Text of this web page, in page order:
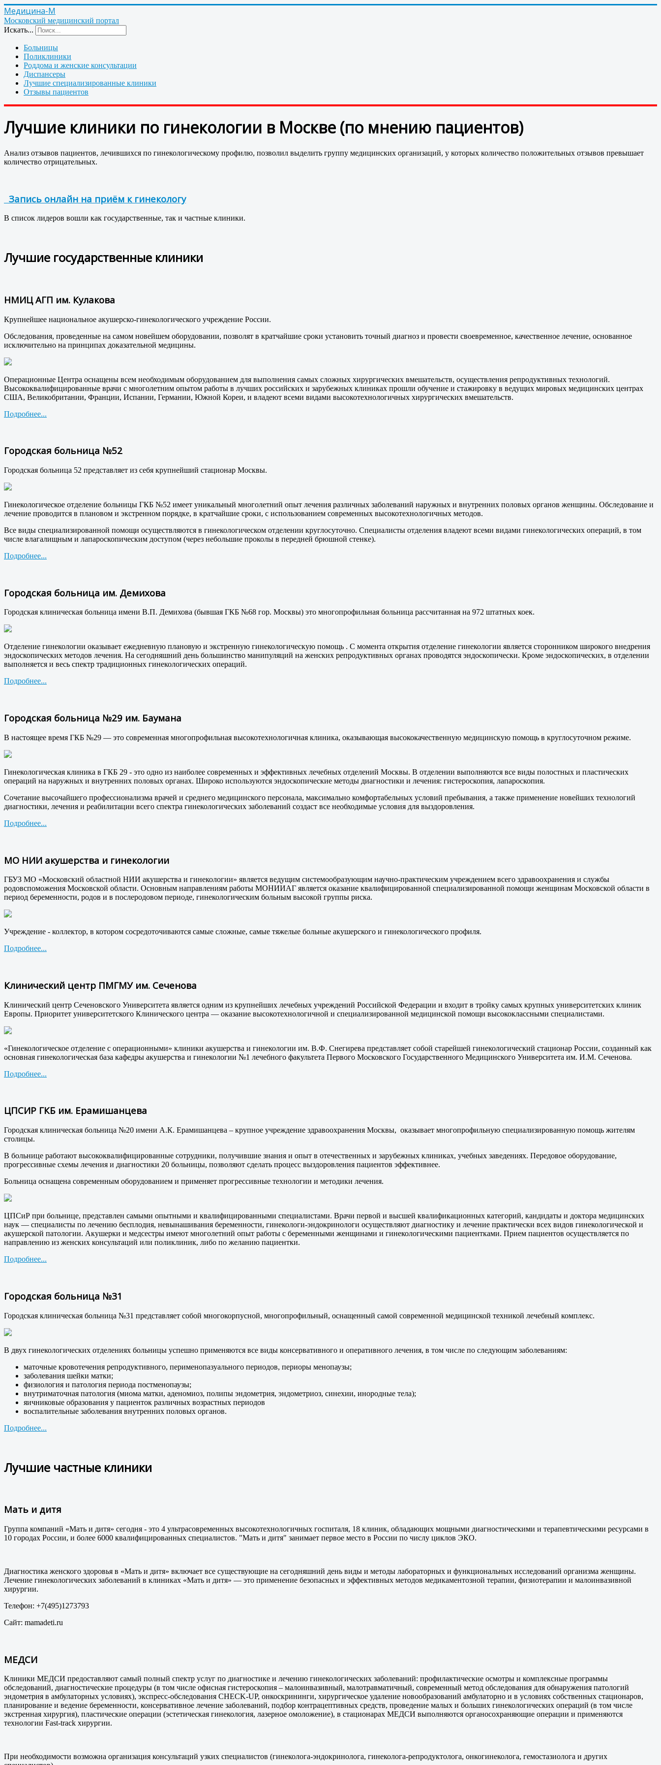
Медицина-М
Московский медицинский портал
Искать...
Больницы
Поликлиники
Роддома и женские консультации
Диспансеры
Лучшие специализированные клиники
Отзывы пациентов
Лучшие клиники по гинекологии в Москве (по мнению пациентов)
Анализ отзывов пациентов, лечившихся по гинекологическому профилю, позволил выделить группу медицинских организаций, у которых количество положительных отзывов превышает
количество отрицательных.
Запись онлайн на приём к гинекологу
В список лидеров вошли как государственные, так и частные клиники.
Лучшие государственные клиники
НМИЦ АГП им. Кулакова
Крупнейшее национальное акушерско-гинекологического учреждение России.
Обследования, проведенные на самом новейшем оборудовании, позволят в кратчайшие сроки установить точный диагноз и провести своевременное, качественное лечение, основанное
исключительно на принципах доказательной медицины.
Операционные Центра оснащены всем необходимым оборудованием для выполнения самых сложных хирургических вмешательств, осуществления репродуктивных технологий.
Высококвалифицированные врачи с многолетним опытом работы в лучших российских и зарубежных клиниках прошли обучение и стажировку в ведущих мировых медицинских центрах
США, Великобритании, Франции, Испании, Германии, Южной Кореи, и владеют всеми видами высокотехнологичных хирургических вмешательств.
Подробнее...
Городская больница №52
Городская больница 52 представляет из себя крупнейший стационар Москвы.
Гинекологическое отделение больницы ГКБ №52 имеет уникальный многолетний опыт лечения различных заболеваний наружных и внутренних половых органов женщины. Обследование и
лечение проводится в плановом и экстренном порядке, в кратчайшие сроки, с использованием современных высокотехнологичных методов.
Все виды специализированной помощи осуществляются в гинекологическом отделении круглосуточно. Специалисты отделения владеют всеми видами гинекологических операций, в том
числе влагалищным и лапароскопическим доступом (через небольшие проколы в передней брюшной стенке).
Подробнее...
Городская больница им. Демихова
Городская клиническая больница имени В.П. Демихова (бывшая ГКБ №68 гор. Москвы) это многопрофильная больница рассчитанная на 972 штатных коек.
Отделение гинекологии оказывает ежедневную плановую и экстренную гинекологическую помощь . С момента открытия отделение гинекологии является сторонником широкого внедрения
эндоскопических методов лечения. На сегодняшний день большинство манипуляций на женских репродуктивных органах проводятся эндоскопически. Кроме эндоскопических, в отделении
выполняется и весь спектр традиционных гинекологических операций.
Подробнее...
Городская больница №29 им. Баумана
В настоящее время ГКБ №29 — это современная многопрофильная высокотехнологичная клиника, оказывающая высококачественную медицинскую помощь в круглосуточном режиме.
Гинекологическая клиника в ГКБ 29 - это одно из наиболее современных и эффективных лечебных отделений Москвы. В отделении выполняются все виды полостных и пластических
операций на наружных и внутренних половых органах. Широко используются эндоскопические методы диагностики и лечения: гистероскопия, лапароскопия.
Сочетание высочайшего профессионализма врачей и среднего медицинского персонала, максимально комфортабельных условий пребывания, а также применение новейших технологий
диагностики, лечения и реабилитации всего спектра гинекологических заболеваний создаст все необходимые условия для выздоровления.
Подробнее...
МО НИИ акушерства и гинекологии
ГБУЗ МО «Московский областной НИИ акушерства и гинекологии» является ведущим системообразующим научно-практическим учреждением всего здравоохранения и службы
родовспоможения Московской области. Основным направлениям работы МОНИИАГ является оказание квалифицированной специализированной помощи женщинам Московской области в
период беременности, родов и в послеродовом периоде, гинекологическим больным высокой группы риска.
Учреждение - коллектор, в котором сосредоточиваются самые сложные, самые тяжелые больные акушерского и гинекологического профиля.
Подробнее...
Клинический центр ПМГМУ им. Сеченова
Клинический центр Сеченовского Университета является одним из крупнейших лечебных учреждений Российской Федерации и входит в тройку самых крупных университетских клиник
Европы. Приоритет университетского Клинического центра — оказание высокотехнологичной и специализированной медицинской помощи высококлассными специалистами.
«Гинекологическое отделение с операционными» клиники акушерства и гинекологии им. В.Ф. Снегирева представляет собой старейшей гинекологический стационар России, созданный как
основная гинекологическая база кафедры акушерства и гинекологии №1 лечебного факультета Первого Московского Государственного Медицинского Университета им. И.М. Сеченова.
Подробнее...
ЦПСИР ГКБ им. Ерамишанцева
Городская клиническая больница №20 имени А.К. Ерамишанцева – крупное учреждение здравоохранения Москвы, оказывает многопрофильную специализированную помощь жителям
столицы.
В больнице работают высококвалифицированные сотрудники, получившие знания и опыт в отечественных и зарубежных клиниках, учебных заведениях. Передовое оборудование,
прогрессивные схемы лечения и диагностики 20 больницы, позволяют сделать процесс выздоровления пациентов эффективнее.
Больница оснащена современным оборудованием и применяет прогрессивные технологии и методики лечения.
ЦПСиР при больнице, представлен самыми опытными и квалифицированными специалистами. Врачи первой и высшей квалификационных категорий, кандидаты и доктора медицинских
наук — специалисты по лечению бесплодия, невынашивания беременности, гинекологи-эндокринологи осуществляют диагностику и лечение практически всех видов гинекологической и
акушерской патологии. Акушерки и медсестры имеют многолетний опыт работы с беременными женщинами и гинекологическими пациентками. Прием пациентов осуществляется по
направлению из женских консультаций или поликлиник, либо по желанию пациентки.
Подробнее...
Городская больница №31
Городская клиническая больница №31 представляет собой многокорпусной, многопрофильный, оснащенный самой современной медицинской техникой лечебный комплекс.
В двух гинекологических отделениях больницы успешно применяются все виды консервативного и оперативного лечения, в том числе по следующим заболеваниям:
маточные кровотечения репродуктивного, перименопазуального периодов, периоры менопаузы;
заболевания шейки матки;
физиология и патология периода постменопаузы;
внутриматочная патология (миома матки, аденомиоз, полипы эндометрия, эндометриоз, синехии, инородные тела);
яичниковые образования у пациенток различных возрастных периодов
воспалительные заболевания внутренних половых органов.
Подробнее...
Лучшие частные клиники
Мать и дитя
Группа компаний «Мать и дитя» сегодня - это 4 ультрасовременных высокотехнологичных госпиталя, 18 клиник, обладающих мощными диагностическими и терапевтическими ресурсами в
10 городах России, и более 6000 квалифицированных специалистов. "Мать и дитя" занимает первое место в России по числу циклов ЭКО.
Диагностика женского здоровья в «Мать и дитя» включает все существующие на сегодняшний день виды и методы лабораторных и функциональных исследований организма женщины.
Лечение гинекологических заболеваний в клиниках «Мать и дитя» — это применение безопасных и эффективных методов медикаментозной терапии, физиотерапии и малоинвазивной
хирургии.
Телефон: +7(495)1273793
Сайт: mamadeti.ru
МЕДСИ
Клиники МЕДСИ предоставляют самый полный спектр услуг по диагностике и лечению гинекологических заболеваний: профилактические осмотры и комплексные программы
обследований, диагностические процедуры (в том числе офисная гистероскопия – малоинвазивный, малотравматичный, современный метод обследования для обнаружения патологий
эндометрия в амбулаторных условиях), экспресс-обследования CHECK-UP, онкоскрининги, хирургическое удаление новообразований амбулаторно и в условиях собственных стационаров,
планирование и ведение беременности, консервативное лечение заболеваний, подбор контрацептивных средств, проведение малых и больших гинекологических операций (в том числе
экстренная хирургия), пластические операции (эстетическая гинекология, лазерное омоложение), в стационарах МЕДСИ выполняются органосохраняющие операции и применяются
технологии Fast-track хирургии.
При необходимости возможна организация консультаций узких специалистов (гинеколога-эндокринолога, гинеколога-репродуктолога, онкогинеколога, гемостазиолога и других